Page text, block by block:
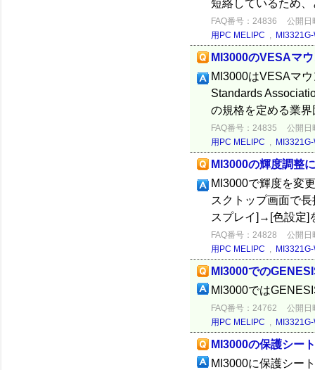
短絡しているため
FAQ番号：24836
公開日
用PC MELIPC ,
MI3000のVESAマ
MI3000はVESAマ
Standards
の規格を定める業
FAQ番号：24835
公開日
用PC MELIPC ,
MI3000の輝度調整
MI3000で輝度を変
スクトップ画面で
スプレイ]→[色設定]
FAQ番号：24828
公開日
用PC MELIPC ,
MI3000での
MI3000では
FAQ番号：24762
公開日
用PC MELIPC ,
MI3000の保護シー
MI3000に保護シー